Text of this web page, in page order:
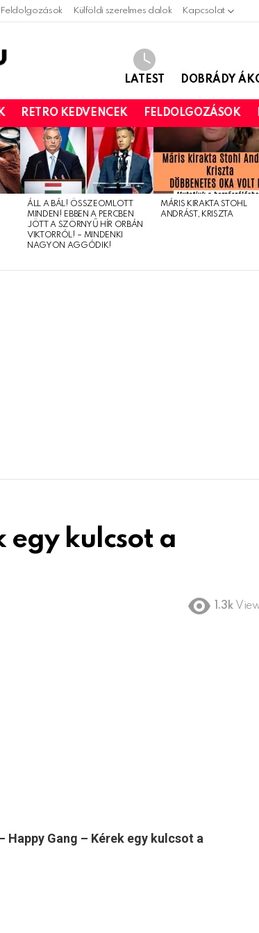
Feldolgozások Külföldi szerelmes dalok Kapcsolat
LATEST DOBRÁDY
RETRO KEDVENCEK FELDOLGOZÁSOK
ÁLL A BÁL! ÖSSZEOMLOTT
MINDEN! EBBEN A PERCBEN
JÖTT A SZÖRNYŰ HÍR ORBÁN
VIKTORRÓL! – MINDENKI
NAGYON AGGÓDIK!
MÁRIS KIRAKTA STOHL
ANDRÁST, KRISZTA
egy kulcsot a
1.3k
Gang – Kérek egy kulcsot a